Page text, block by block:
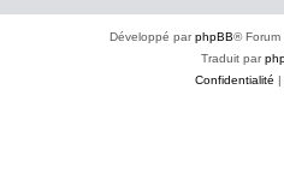
Développé parphpBB® Forum
Traduit par
Confidentialité |